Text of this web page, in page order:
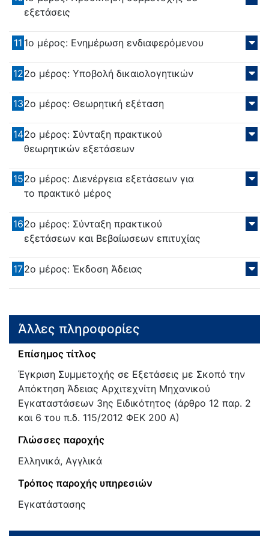
εξετάσεις
11 1ο μέρος: Ενημέρωση ενδιαφερόμενου
122ο μέρος: Υποβολή δικαιολογητικών
132ο μέρος: Θεωρητική εξέταση
142ο μέρος: Σύνταξη πρακτικού
θεωρητικών εξετάσεων
152ο μέρος: Διενέργεια εξετάσεων για
το πρακτικό μέρος
162ο μέρος: Σύνταξη πρακτικού
εξετάσεων και Βεβαίωσεων επιτυχίας
172ο μέρος: Έκδοση Άδειας
Άλλες πληροφορίες
Επίσημος τίτλος
Έγκριση Συμμετοχής σε Εξετάσεις με Σκοπό την
Απόκτηση Άδειας Αρχιτεχνίτη Μηχανικού
Εγκαταστάσεων 3ης Ειδικότητος (άρθρο 12 παρ. 2
και 6 του π.δ. 115/2012 ΦΕΚ 200 Α)
Γλώσσες παροχής
Ελληνικά, Αγγλικά
Τρόπος παροχής υπηρεσιών
Εγκατάστασης